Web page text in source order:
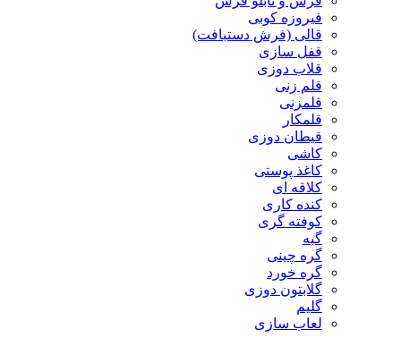
فیروزه کوبی
قالی (فرش دستبافت)
قفل سازی
قلاب دوزی
قلم زنی
قلمزنی
قلمکار
قیطان دوزی
کاشی
کاغذ پوستی
کلاقه ای
کنده کاری
کوفته گری
گبه
گره چینی
گره خورد
گلابتون دوزی
گلیم
لعاب سازی